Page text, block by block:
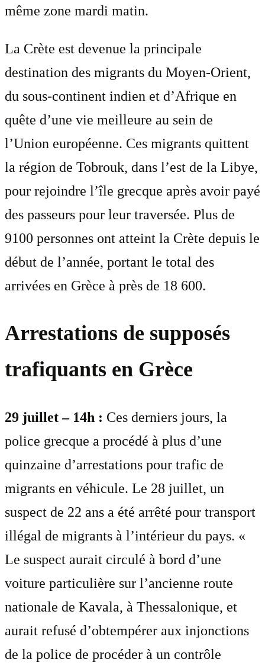
même zone mardi matin.
La Crète est devenue la principale
destination des migrants du Moyen-Orient,
du sous-continent indien et d’Afrique en
quête d’une vie meilleure au sein de
l’Union européenne. Ces migrants quittent
la région de Tobrouk, dans l’est de la Libye,
pour rejoindre l’île grecque après avoir payé
des passeurs pour leur traversée. Plus de
9100 personnes ont atteint la Crète depuis le
début de l’année, portant le total des
arrivées en Grèce à près de 18 600.
Arrestations de supposés
trafiquants en Grèce
29 juillet – 14h : Ces derniers jours, la
police grecque a procédé à plus d’une
quinzaine d’arrestations pour trafic de
migrants en véhicule. Le 28 juillet, un
suspect de 22 ans a été arrêté pour transport
illégal de migrants à l’intérieur du pays. «
Le suspect aurait circulé à bord d’une
voiture particulière sur l’ancienne route
nationale de Kavala, à Thessalonique, et
aurait refusé d’obtempérer aux injonctions
de la police de procéder à un contrôle